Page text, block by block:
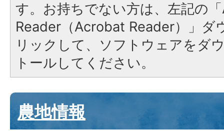
す。お持ちでない方は、左記の
Reader（Acrobat Reader）」ダ
リックして、ソフトウェアをダ
トールしてください。
農地情報